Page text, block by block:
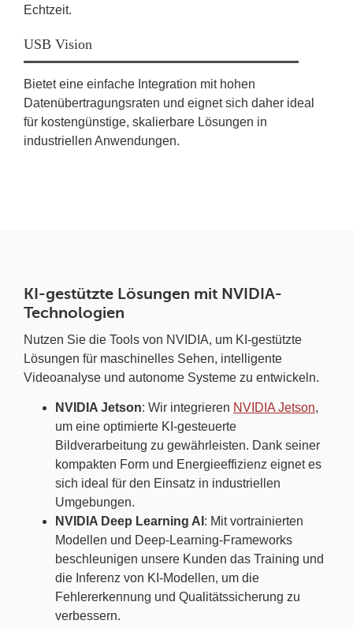
Echtzeit.
USB Vision
Bietet eine einfache Integration mit hohen
Datenübertragungsraten und eignet sich daher ideal
für kostengünstige, skalierbare Lösungen in
industriellen Anwendungen.
KI-gestützte Lösungen mit NVIDIA-
Technologien
Nutzen Sie die Tools von NVIDIA, um KI-gestützte
Lösungen für maschinelles Sehen, intelligente
Videoanalyse und autonome Systeme zu entwickeln.
NVIDIA Jetson: Wir integrieren NVIDIA Jetson,
um eine optimierte KI-gesteuerte
Bildverarbeitung zu gewährleisten. Dank seiner
kompakten Form und Energieeffizienz eignet es
sich ideal für den Einsatz in industriellen
Umgebungen.
NVIDIA Deep Learning AI : Mit vortrainierten
Modellen und Deep-Learning-Frameworks
beschleunigen unsere Kunden das Training und
die Inferenz von KI-Modellen, um die
Fehlererkennung und Qualitätssicherung zu
verbessern.